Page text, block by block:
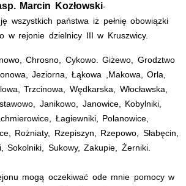
Marcin Kozłowski-
wszystkich państwa iż pełnię obowiązki
w rejonie dzielnicy III w Kruszwicy.
Chrosno, Cykowo. Giżewo, Grodztwo
Jeziorna, Łąkowa ,Makowa, Orla,
Trzcinowa, Wędkarska, Włocławska,
Janikowo, Janowice, Kobylniki,
Łagiewniki, Polanowice,
Rożniaty, Rzepiszyn, Rzepowo, Słabęcin,
Sokolniki, Sukowy, Zakupie, Żerniki.
mogą oczekiwać ode mnie pomocy w